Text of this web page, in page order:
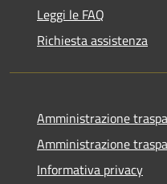
Leggi le FAQ
Richiesta assistenza
Amministrazione
Amministrazione
Informativa privacy